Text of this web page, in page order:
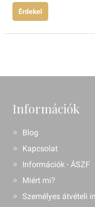
Érdekel
Információk
Blog
Kapcsolat
Információk - ÁSZF
Miért mi?
Személyes átvételi